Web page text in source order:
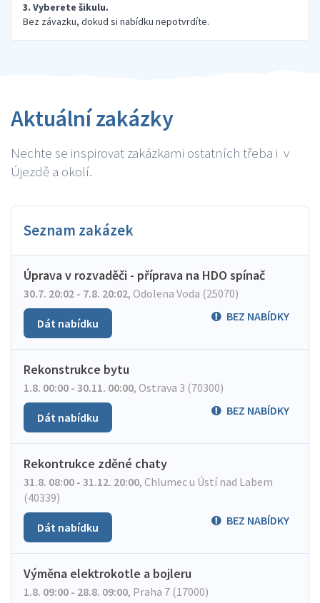
3. Vyberete šikulu.
Bez závazku, dokud si nabídku nepotvrdíte.
Aktuální zakázky
Nechte se inspirovat zakázkami ostatních třeba i v
Újezdě a okolí.
Seznam zakázek
Úprava v rozvaděči - příprava na HDO spínač
30.7. 20:02 - 7.8. 20:02, Odolena Voda (25070)
BEZ NABÍDKY
Dát nabídku
Rekonstrukce bytu
1.8. 00:00 - 30.11. 00:00, Ostrava 3 (70300)
BEZ NABÍDKY
Dát nabídku
Rekontrukce zděné chaty
31.8. 08:00 - 31.12. 20:00, Chlumec u Ústí nad Labem
(40339)
BEZ NABÍDKY
Dát nabídku
Výměna elektrokotle a bojleru
1.8. 09:00 - 28.8. 09:00, Praha 7 (17000)